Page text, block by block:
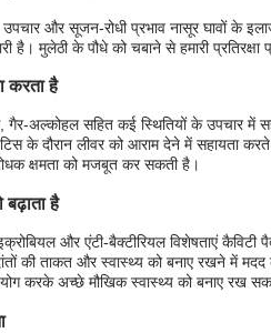
उपचार और सूजन-रोधी प्रभाव नासूर घावों के
है। मुलेठी के पौधे को चबाने से हमारी
करता है
गैर-अल्कोहल सहित कई स्थितियों के उपचार में
के दौरान लीवर को आराम देने में सहायता
क्षमता को मजबूत कर सकती है।
बढ़ाता है
और एंटी-बैक्टीरियल विशेषताएं
की ताकत और स्वास्थ्य को बनाए रखने में
करके अच्छे मौखिक स्वास्थ्य को बनाए रख